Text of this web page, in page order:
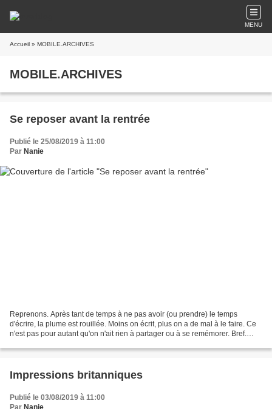
MENU
Accueil » MOBILE.ARCHIVES
MOBILE.ARCHIVES
Se reposer avant la rentrée
Publié le 25/08/2019 à 11:00
Par Nanie
Reprenons. Après tant de temps à ne pas avoir (ou prendre) le temps
d'écrire, la plume est rouillée. Moins on écrit, plus on a de mal à le faire. Ce
n'est pas pour autant qu'on n'ait rien à partager ou à se remémorer. Bref.
Impressions britanniques
Publié le 03/08/2019 à 11:00
Par Nanie